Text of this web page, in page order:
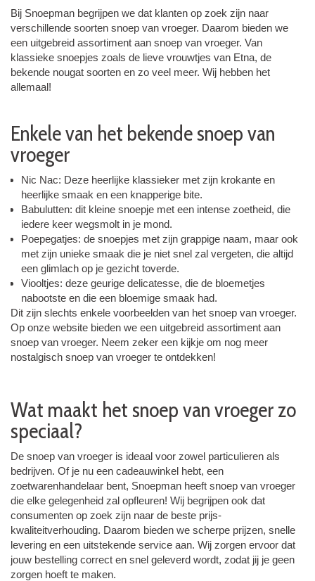
Bij Snoepman begrijpen we dat klanten op zoek zijn naar
verschillende soorten snoep van vroeger. Daarom bieden we
een uitgebreid assortiment aan snoep van vroeger. Van
klassieke snoepjes zoals de lieve vrouwtjes van Etna, de
bekende nougat soorten en zo veel meer. Wij hebben het
allemaal!
Enkele van het bekende snoep van
vroeger
Nic Nac: Deze heerlijke klassieker met zijn krokante en
heerlijke smaak en een knapperige bite.
Babulutten: dit kleine snoepje met een intense zoetheid, die
iedere keer wegsmolt in je mond.
Poepegatjes: de snoepjes met zijn grappige naam, maar ook
met zijn unieke smaak die je niet snel zal vergeten, die altijd
een glimlach op je gezicht toverde.
Viooltjes: deze geurige delicatesse, die de bloemetjes
nabootste en die een bloemige smaak had.
Dit zijn slechts enkele voorbeelden van het snoep van vroeger.
Op onze website bieden we een uitgebreid assortiment aan
snoep van vroeger. Neem zeker een kijkje om nog meer
nostalgisch snoep van vroeger te ontdekken!
Wat maakt het snoep van vroeger zo
speciaal?
De snoep van vroeger is ideaal voor zowel particulieren als
bedrijven. Of je nu een cadeauwinkel hebt, een
zoetwarenhandelaar bent, Snoepman heeft snoep van vroeger
die elke gelegenheid zal opfleuren! Wij begrijpen ook dat
consumenten op zoek zijn naar de beste prijs-
kwaliteitverhouding. Daarom bieden we scherpe prijzen, snelle
levering en een uitstekende service aan. Wij zorgen ervoor dat
jouw bestelling correct en snel geleverd wordt, zodat jij je geen
zorgen hoeft te maken.